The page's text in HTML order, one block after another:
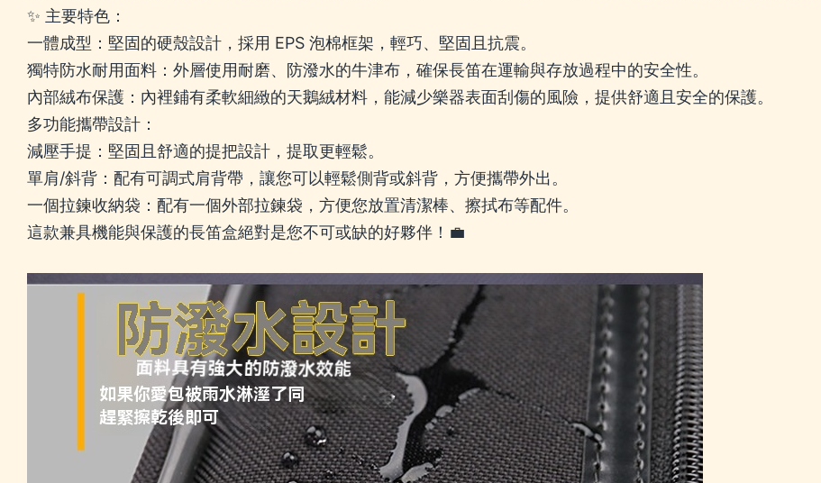
✨ 主要特色：
一體成型：堅固的硬殼設計，採用 EPS 泡棉框架，輕巧、堅固且抗震。
獨特防水耐用面料：外層使用耐磨、防潑水的牛津布，確保長笛在運輸與存放過程中的安全性。
內部絨布保護：內裡鋪有柔軟細緻的天鵝絨材料，能減少樂器表面刮傷的風險，提供舒適且安全的保護。
多功能攜帶設計：
減壓手提：堅固且舒適的提把設計，提取更輕鬆。
單肩/斜背：配有可調式肩背帶，讓您可以輕鬆側背或斜背，方便攜帶外出。
一個拉鍊收納袋：配有一個外部拉鍊袋，方便您放置清潔棒、擦拭布等配件。
這款兼具機能與保護的長笛盒絕對是您不可或缺的好夥伴！💼